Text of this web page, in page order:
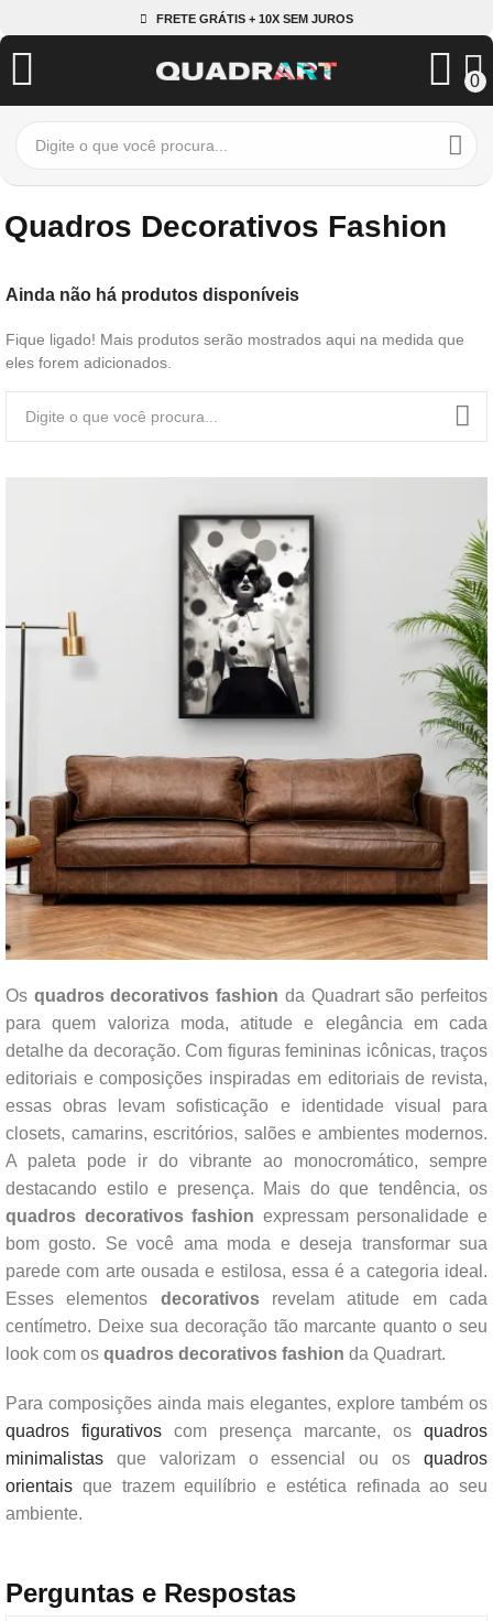
FRETE GRÁTIS + 10X SEM JUROS
0
Quadros Decorativos Fashion
Ainda não há produtos disponíveis
Fique ligado! Mais produtos serão mostrados aqui na medida que
eles forem adicionados.
Os quadros decorativos fashion da Quadrart são perfeitos
para quem valoriza moda, atitude e elegância em cada
detalhe da decoração. Com figuras femininas icônicas, traços
editoriais e composições inspiradas em editoriais de revista,
essas obras levam sofisticação e identidade visual para
closets, camarins, escritórios, salões e ambientes modernos.
A paleta pode ir do vibrante ao monocromático, sempre
destacando estilo e presença. Mais do que tendência, os
quadros decorativos fashion expressam personalidade e
bom gosto. Se você ama moda e deseja transformar sua
parede com arte ousada e estilosa, essa é a categoria ideal.
Esses elementos decorativosrevelam atitude em cada
centímetro. Deixe sua decoração tão marcante quanto o seu
look com os quadros decorativos fashion da Quadrart.
Para composições ainda mais elegantes, explore também os
quadros figurativos com presença marcante, os quadros
minimalistas que valorizam o essencial ou os quadros
orientais que trazem equilíbrio e estética refinada ao seu
ambiente.
Perguntas e Respostas